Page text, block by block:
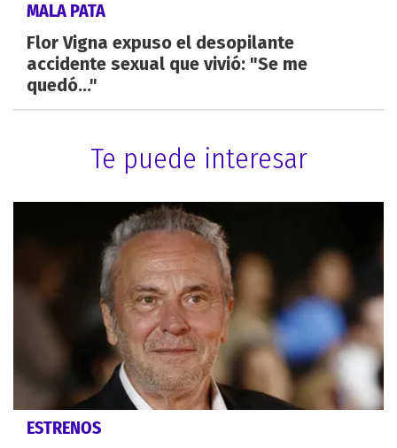
MALA PATA
Flor Vigna expuso el desopilante
accidente sexual que vivió: "Se me
quedó..."
Te puede interesar
ESTRENOS